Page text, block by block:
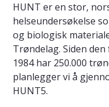
HUNT er en stor,
helseundersøkelse
og biologisk
Trøndelag. Siden
1984 har 250.000
planlegger vi å
HUNT5.